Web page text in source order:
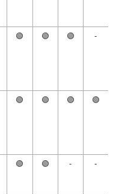
🟢 🟢 🟢 -
🟢 🟢 🟢 🟢
🟢 🟢 - -